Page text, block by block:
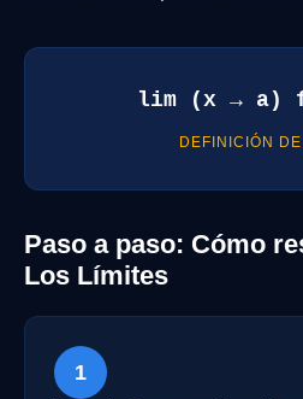
lim (x → a)
DEFINICIÓN
Paso a paso: Cómo
Los Límites
1